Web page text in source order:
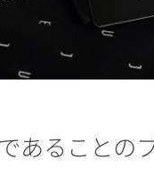
あることの